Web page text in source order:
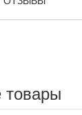
товары